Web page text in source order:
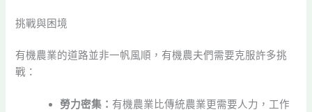
挑戰與困境
有機農業的道路並非一帆風順，有機農夫們需要克服許多挑
戰：
勞力密集： 有機農業比傳統農業更需要人力，工作